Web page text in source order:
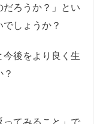
だろうか？」とい
しょうか？
後をより良く生
ってみること」で